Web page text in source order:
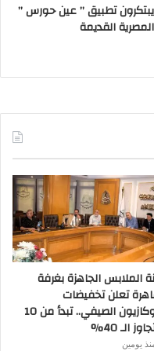
تطبيق ” عين حورس ”
القديمة
الملابس الجاهزة بغرفة
تعلن تخفيضات
الأوكازيون الصيفي.. تبدأ من 10
الـ 40%
يومين